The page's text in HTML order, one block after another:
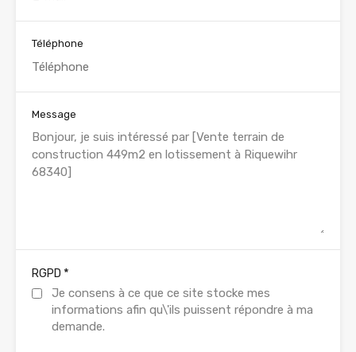
Téléphone
Message
RGPD *
Je consens à ce que ce site stocke mes
informations afin qu\'ils puissent répondre à ma
demande.